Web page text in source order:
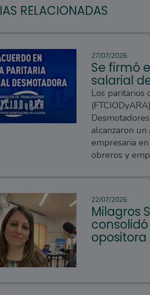
RELACIONADAS
27/07/2026
Se firmó
salarial
Los paritarios
alcanzaron
empresaria
obreros y
22/07/2026
Milagros
opositora